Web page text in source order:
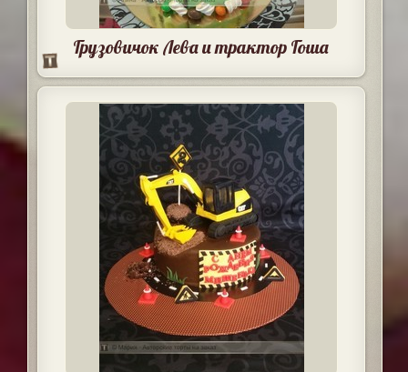
Грузовичок Лева и трактор Гоша